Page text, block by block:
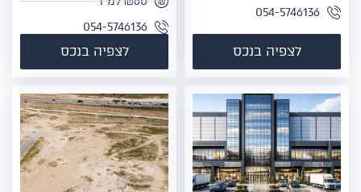
054-5746136
לצפיה בנכס
054-5746136
לצפיה בנכס